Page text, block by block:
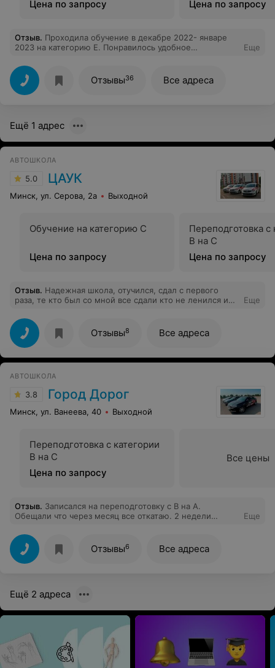
Цена по запросу Цена по запросу
Отзыв. Проходила обучение в декабре 2022- январе
2023 на категорию Е. Понравилось удобное
состояние автомобиля. Отличный инструктор по
вождению. Сдала в гаи всё с первого раза.
Еще
Отзывы36 Все адреса
Ещё 1 адрес
АВТОШКОЛА
5.0 ЦАУК
Минск, ул. Серова, 2а Выходной
Обучение на категорию C
Цена по запросу
Переподготовка с
В на С
Цена по запросу
Отзыв. Надежная школа, отучился, сдал с первого
раза, те кто был со мной все сдали кто не ленился и
Еще
Отзывы8 Все адреса
АВТОШКОЛА
3.8 Город Дорог
Минск, ул. Ванеева, 40 Выходной
Переподготовка с категории
В на С
Цена по запросу
Все цены
Отзыв. Записался на переподготовку с B на A.
Обещали что через месяц все откатаю. 2 недели
проблем.
Еще
Отзывы6 Все адреса
Ещё 2 адреса